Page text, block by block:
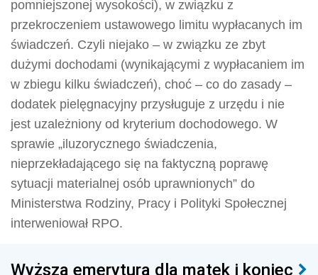
pomniejszonej wysokości), w związku z
przekroczeniem ustawowego limitu wypłacanych im
świadczeń. Czyli niejako – w związku ze zbyt
dużymi dochodami (wynikającymi z wypłacaniem im
w zbiegu kilku świadczeń), choć – co do zasady –
dodatek pielęgnacyjny przysługuje z urzędu i nie
jest uzależniony od kryterium dochodowego. W
sprawie „iluzorycznego świadczenia,
nieprzekładającego się na faktyczną poprawę
sytuacji materialnej osób uprawnionych” do
Ministerstwa Rodziny, Pracy i Polityki Społecznej
interweniował RPO.
Wyższa emerytura dla matek i koniec